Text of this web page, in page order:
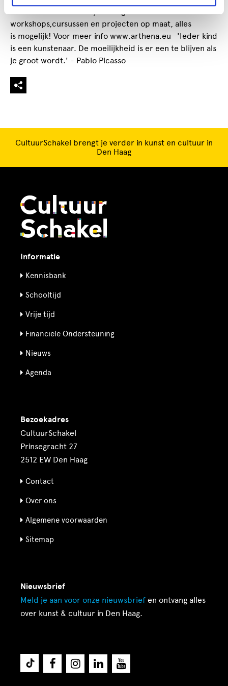
workshops,cursussen en projecten op maat, alles
is mogelijk! Voor meer info www.arthena.eu 'Ieder kind
is een kunstenaar. De moeilijkheid is er een te blijven als
je groot wordt.' - Pablo Picasso
CultuurSchakel brengt je verder in kunst en cultuur in
Den Haag
Informatie
Kennisbank
Schooltijd
Vrije tijd
Financiële Ondersteuning
Nieuws
Agenda
Bezoekadres
CultuurSchakel
Prinsegracht 27
2512 EW Den Haag
Contact
Over ons
Algemene voorwaarden
Sitemap
Nieuwsbrief
Meld je aan voor onze nieuwsbrief en ontvang alles
over kunst & cultuur in Den Haag.